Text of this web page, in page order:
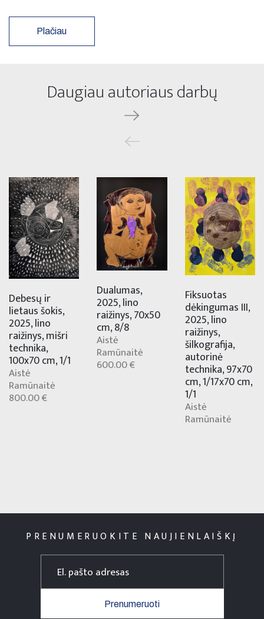
Plačiau
Daugiau autoriaus darbų
Debesų ir
lietaus šokis,
2025, lino
raižinys, mišri
technika,
100x70 cm, 1/1
Aistė
Ramūnaitė
800.00 €
Dualumas,
2025, lino
raižinys, 70x50
cm, 8/8
Aistė
Ramūnaitė
600.00 €
Fiksuotas
dėkingumas III,
2025, lino
raižinys,
šilkografija,
autorinė
technika, 97x70
cm, 1/17x70 cm,
1/1
Aistė
Ramūnaitė
PRENUMERUOKITE NAUJIENLAIŠKĮ
Prenumeruoti